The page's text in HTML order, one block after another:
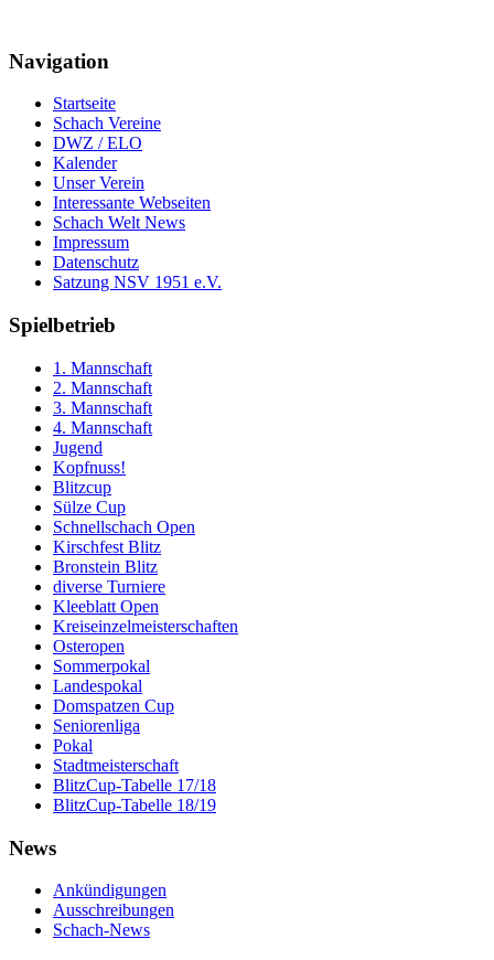
Navigation
Startseite
Schach Vereine
DWZ / ELO
Kalender
Unser Verein
Interessante Webseiten
Schach Welt News
Impressum
Datenschutz
Satzung NSV 1951 e.V.
Spielbetrieb
1. Mannschaft
2. Mannschaft
3. Mannschaft
4. Mannschaft
Jugend
Kopfnuss!
Blitzcup
Sülze Cup
Schnellschach Open
Kirschfest Blitz
Bronstein Blitz
diverse Turniere
Kleeblatt Open
Kreiseinzelmeisterschaften
Osteropen
Sommerpokal
Landespokal
Domspatzen Cup
Seniorenliga
Pokal
Stadtmeisterschaft
BlitzCup-Tabelle 17/18
BlitzCup-Tabelle 18/19
News
Ankündigungen
Ausschreibungen
Schach-News